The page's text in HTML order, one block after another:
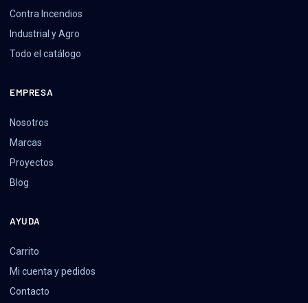
Contra Incendios
Industrial y Agro
Todo el catálogo
EMPRESA
Nosotros
Marcas
Proyectos
Blog
AYUDA
Carrito
Mi cuenta y pedidos
Contacto